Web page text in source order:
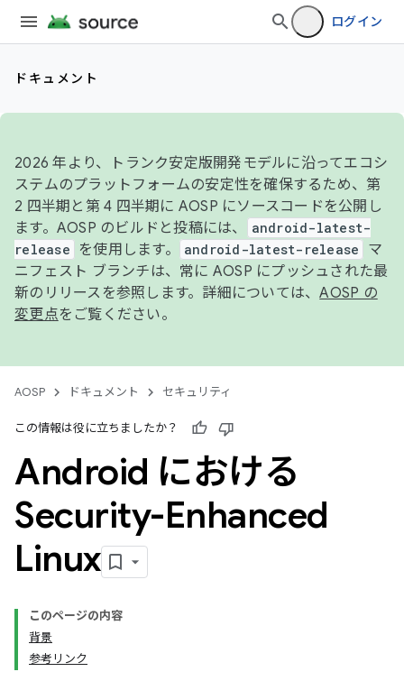
ログイン
ドキュメント
2026 年より、トランク安定版開発モデルに沿ってエコシ
ステムのプラットフォームの安定性を確保するため、第
2 四半期と第 4 四半期に AOSP にソースコードを公開し
ます。AOSP のビルドと投稿には、
android-latest-
release
を使用します。 android-latest-release
マ
ニフェスト ブランチは、常に AOSP にプッシュされた最
新のリリースを参照します。詳細については、AOSP の
変更点をご覧ください。
AOSP ドキュメント セキュリティ
この情報は役に立ちましたか？
Android における
Security-Enhanced
Linux
このページの内容
背景
参考リンク